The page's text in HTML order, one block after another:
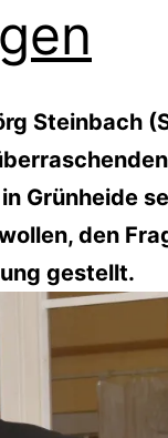
Steinbach
Grünheide
den
gestellt.